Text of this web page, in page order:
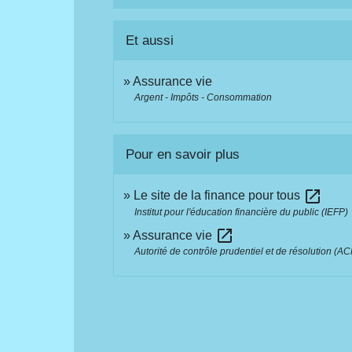
Et aussi
Assurance vie
Argent - Impôts - Consommation
Pour en savoir plus
Le site de la finance pour tous open_in_new
Institut pour l'éducation financière du public (IEFP)
Assurance vie open_in_new
Autorité de contrôle prudentiel et de résolution